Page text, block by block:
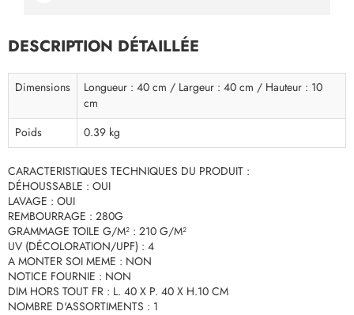
DESCRIPTION DÉTAILLÉE
Dimensions
Longueur : 40 cm / Largeur : 40 cm / Hauteur : 10
cm
Poids
0.39 kg
CARACTERISTIQUES TECHNIQUES DU PRODUIT :
DÉHOUSSABLE : OUI
LAVAGE : OUI
REMBOURRAGE : 280G
GRAMMAGE TOILE G/M² : 210 G/M²
UV (DÉCOLORATION/UPF) : 4
A MONTER SOI MEME : NON
NOTICE FOURNIE : NON
DIM HORS TOUT FR : L. 40 X P. 40 X H.10 CM
NOMBRE D'ASSORTIMENTS : 1